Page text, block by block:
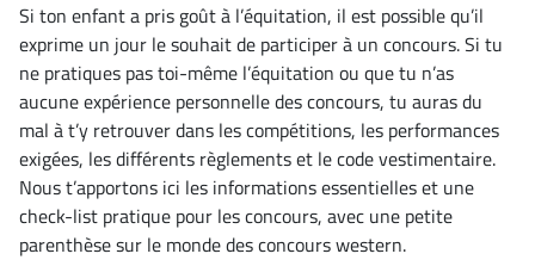
Si ton enfant a pris goût à l’équitation, il est possible qu’il
exprime un jour le souhait de participer à un concours. Si tu
ne pratiques pas toi-même l’équitation ou que tu n’as
aucune expérience personnelle des concours, tu auras du
mal à t’y retrouver dans les compétitions, les performances
exigées, les différents règlements et le code vestimentaire.
Nous t’apportons ici les informations essentielles et une
check-list pratique pour les concours, avec une petite
parenthèse sur le monde des concours western.